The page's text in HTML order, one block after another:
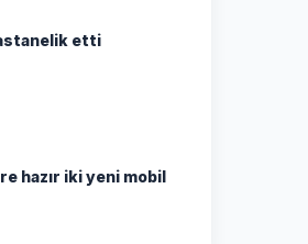
etti
hazır iki yeni mobil